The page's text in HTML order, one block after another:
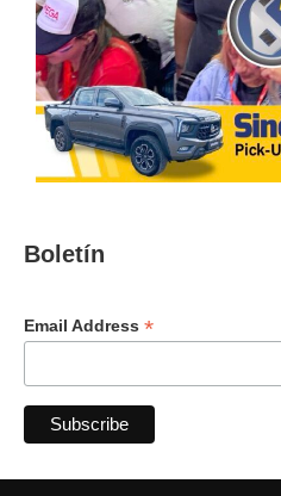
Boletín
Email Address *